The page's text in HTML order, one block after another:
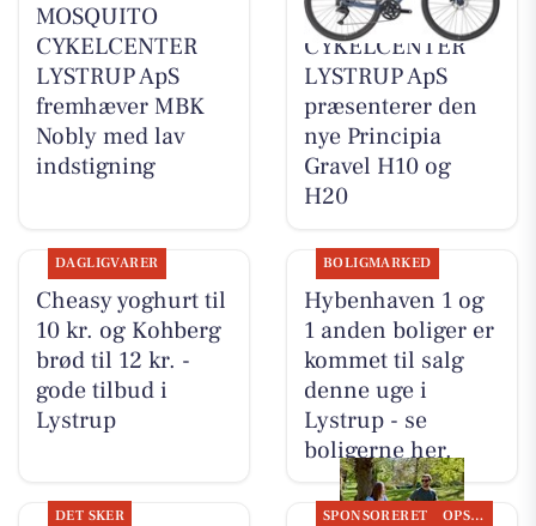
MOSQUITO
CYKELCENTER
LYSTRUP ApS
fremhæver MBK
Nobly med lav
indstigning
MOSQUITO
CYKELCENTER
LYSTRUP ApS
præsenterer den
nye Principia
Gravel H10 og
H20
DAGLIGVARER
Cheasy yoghurt til
10 kr. og Kohberg
brød til 12 kr. -
gode tilbud i
Lystrup
BOLIGMARKED
Hybenhaven 1 og
1 anden boliger er
kommet til salg
denne uge i
Lystrup - se
boligerne her.
DET SKER SPONSORERET OPSLAGSTAVLEN